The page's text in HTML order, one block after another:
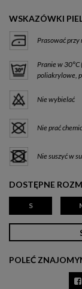
WSKAZÓWKI
Prasować
Pranie w 30°C
poliakrylowe,
Nie wybielać
Nie prać
Nie suszyć w
DOSTĘPNE
S
POLEĆ